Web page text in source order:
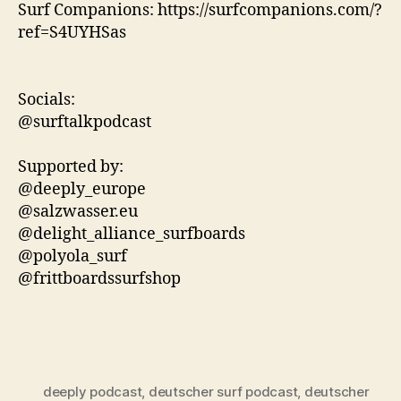
Surf Companions: https://surfcompanions.com/?
ref=S4UYHSas
Socials:
@surftalkpodcast
Supported by:
@deeply_europe
@salzwasser.eu
@delight_alliance_surfboards
@polyola_surf
@frittboardssurfshop
deeply podcast, deutscher surf podcast, deutscher